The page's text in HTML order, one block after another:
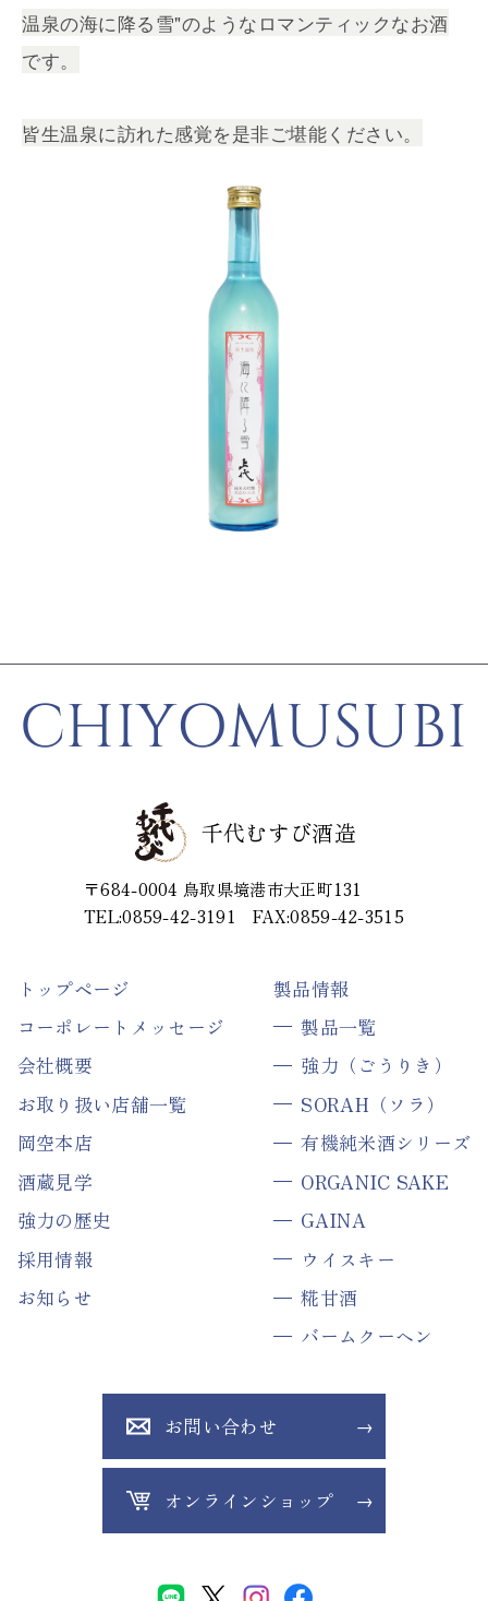
温泉の海に降る雪"のようなロマンティックなお酒
です。
皆生温泉に訪れた感覚を是非ご堪能ください。
CHIYOMUSUBI
千代むすび酒造
〒684-0004 鳥取県境港市大正町131
TEL:0859-42-3191FAX:0859-42-3515
トップページ
コーポレートメッセージ
会社概要
お取り扱い店舗一覧
岡空本店
酒蔵見学
強力の歴史
採用情報
お知らせ
製品情報
製品一覧
強力（ごうりき）
SORAH（ソラ）
有機純米酒シリーズ
ORGANIC SAKE
GAINA
ウイスキー
糀甘酒
バームクーヘン
お問い合わせ
オンラインショップ